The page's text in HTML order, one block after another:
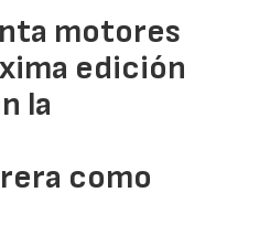
motores
edición
la
como